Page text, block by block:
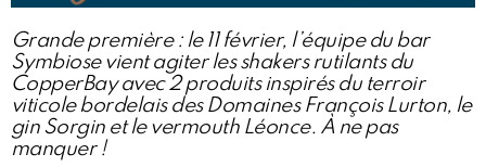
Grande première : le 11 février, l’équipe du bar
Symbiose vient agiter les shakers rutilants du
CopperBay avec 2 produits inspirés du terroir
viticole bordelais des Domaines François Lurton, le
gin Sorgin et le vermouth Léonce. À ne pas
manquer !